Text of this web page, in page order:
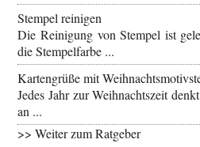
Stempel reinigen
Die Reinigung von Stempel ist
die Stempelfarbe ...
Kartengrüße mit
Jedes Jahr zur Weihnachtszeit
an ...
>> Weiter zum Ratgeber